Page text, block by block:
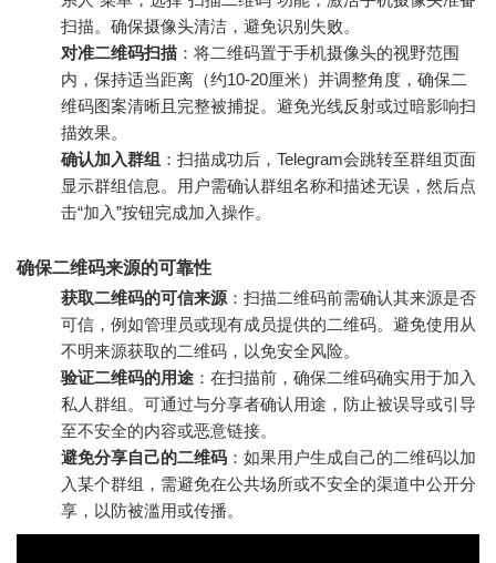
扫描。确保摄像头清洁，避免识别失败。
对准二维码扫描 ：将二维码置于手机摄像头的视野范围
内，保持适当距离（约10-20厘米）并调整角度，确保二
维码图案清晰且完整被捕捉。避免光线反射或过暗影响扫
描效果。
确认加入群组 ：扫描成功后，Telegram会跳转至群组页面
显示群组信息。用户需确认群组名称和描述无误，然后点
击“加入”按钮完成加入操作。
确保二维码来源的可靠性
获取二维码的可信来源 ：扫描二维码前需确认其来源是否
可信，例如管理员或现有成员提供的二维码。避免使用从
不明来源获取的二维码，以免安全风险。
验证二维码的用途 ：在扫描前，确保二维码确实用于加入
私人群组。可通过与分享者确认用途，防止被误导或引导
至不安全的内容或恶意链接。
避免分享自己的二维码 ：如果用户生成自己的二维码以加
入某个群组，需避免在公共场所或不安全的渠道中公开分
享，以防被滥用或传播。